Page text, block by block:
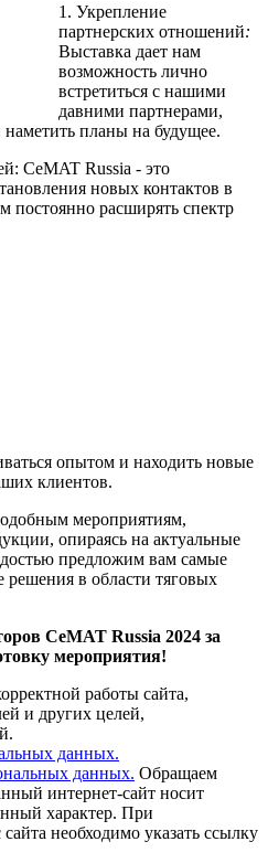
1. Укрепление
партнерских отношений:
Выставка дает нам
возможность лично
встретиться с нашими
давними партнерами,
планы на будущее.
CeMAT Russia - это
новых контактов в
постоянно расширять спектр
опытом и находить новые
клиентов.
мероприятиям,
опираясь на актуальные
предложим вам самые
в области тяговых
СеМАТ Russia 2024 за
мероприятия!
работы сайта,
и других целей,
данных.
данных. Обращаем
интернет-сайт носит
характер. При
необходимо указать ссылку